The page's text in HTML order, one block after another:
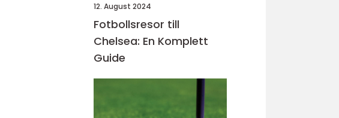
12. August 2024
Fotbollsresor till
Chelsea: En Komplett
Guide